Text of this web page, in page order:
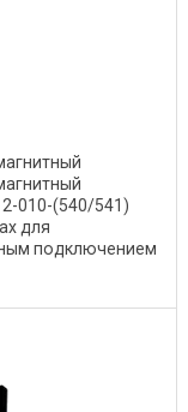
010-(540/541)
для
подключением